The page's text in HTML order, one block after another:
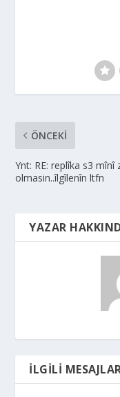
ÖNCEKI
Ynt: RE: replîka s3 mînî
olmasin..îlgîlenîn ltfn
YAZAR
İLGILI